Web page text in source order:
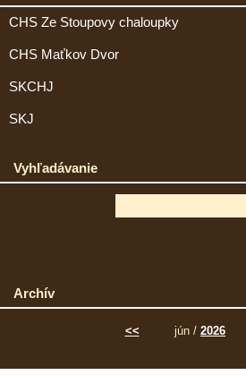
CHS Ze Stoupovy chaloupky
CHS Maťkov Dvor
SKCHJ
SKJ
Vyhľadávanie
Archív
<< jún / 2026